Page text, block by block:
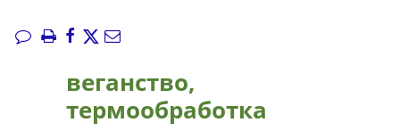
веганство,
термообработка